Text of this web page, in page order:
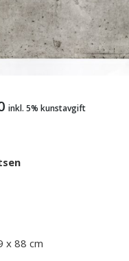
inkl. 5% kunstavgift
x 88 cm